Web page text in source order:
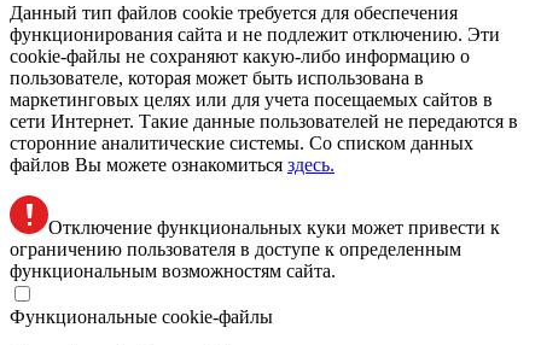
Данный тип файлов cookie требуется для обеспечения
функционирования сайта и не подлежит отключению. Эти
сookie-файлы не сохраняют какую-либо информацию о
пользователе, которая может быть использована в
маркетинговых целях или для учета посещаемых сайтов в
сети Интернет. Такие данные пользователей не передаются в
сторонние аналитические системы. Со списком данных
файлов Вы можете ознакомиться здесь.
Отключение функциональных куки может привести к
ограничению пользователя в доступе к определенным
функциональным возможностям сайта.
Функциональные cookie-файлы